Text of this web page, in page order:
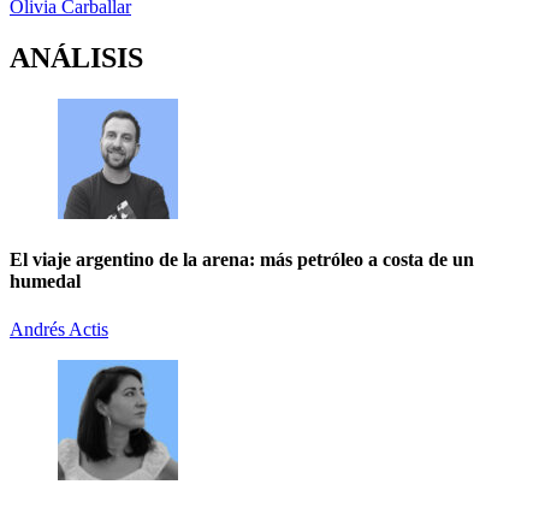
Olivia Carballar
ANÁLISIS
El viaje argentino de la arena: más petróleo a costa de un
humedal
Andrés Actis